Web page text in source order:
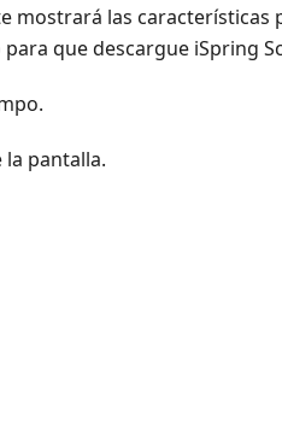
mostrará las características
que descargue iSpring
pantalla.